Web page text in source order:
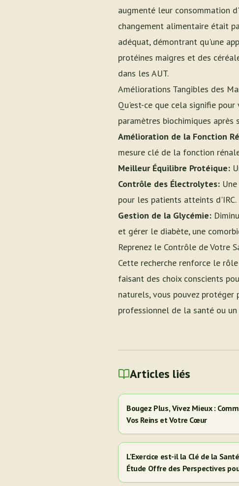
augmenté leur consommation
changement alimentaire était
adéquat, démontrant qu'une
protéines maigres et des
dans les AUT.
Améliorations Tangibles des
Qu'est-ce que cela signifie
paramètres biochimiques
Amélioration de la Fonction
mesure clé de la fonction
Meilleur Équilibre Protéique:
Contrôle des Électrolytes:
pour les patients atteints d'IRC.
Gestion de la Glycémie:
et gérer le diabète, une
Reprenez le Contrôle de Votre
Cette recherche renforce le
faisant des choix conscients
naturels, vous pouvez
professionnel de la santé ou
Articles liés
Bougez Plus, Vivez Mieux :
Vos Reins et Votre Cœur
L'Exercice est-il la Clé de la
Étude Offre des Perspectives
Hispaniques/Latinos